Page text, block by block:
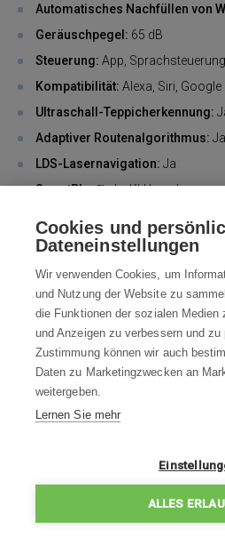
Automatisches Nachfüllen von
Geräuschpegel: 65 dB
Steuerung: App, Sprachsteuerung
Kompatibilität: Alexa, Siri,
Ultraschall-Teppicherkennung:
Adaptiver Routenalgorithmus: Ja
LDS-Lasernavigation: Ja
SmartPlan™:Ja, KI-
Abmessungen des Roboters:
Abmessungen der Basis:
340 ×
Packungsinhalt
Cookies und
Dateneinstellungen
Wir verwenden Cookies, um
und Nutzung der Website zu
die Funktionen der sozialen
und Anzeigen zu verbessern und
Zustimmung können wir auch
Daten zu Marketingzwecken an
weitergeben.
Lernen Sie mehr
ALLES